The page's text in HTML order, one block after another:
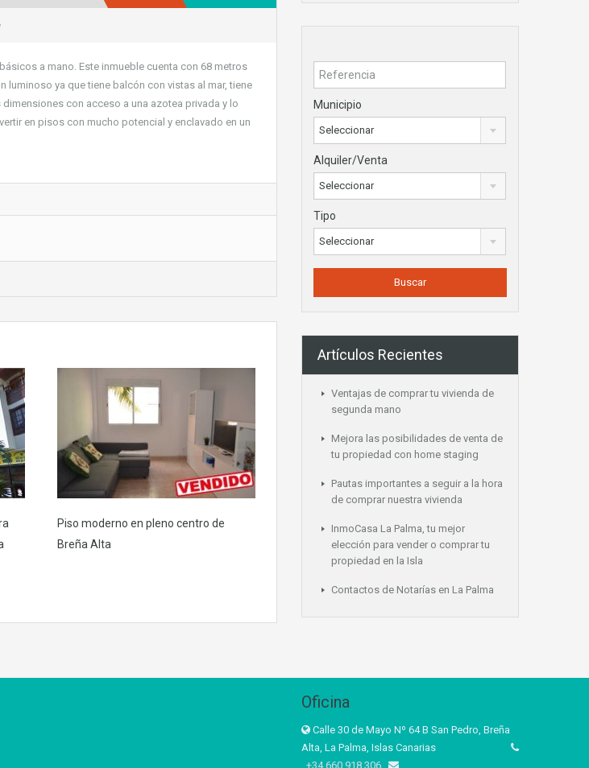
a mano. Este inmueble cuenta con 68 metros
ya que tiene balcón con vistas al mar, tiene
con acceso a una azotea privada y lo
en pisos con mucho potencial y enclavado en un
Piso moderno en pleno centro de
Breña Alta
Municipio
Seleccionar
Alquiler/Venta
Seleccionar
Tipo
Seleccionar
Artículos Recientes
Ventajas de comprar tu vivienda de
segunda mano
Mejora las posibilidades de venta de
tu propiedad con home staging
Pautas importantes a seguir a la hora
de comprar nuestra vivienda
InmoCasa La Palma, tu mejor
elección para vender o comprar tu
propiedad en la Isla
Contactos de Notarías en La Palma
Oficina
Calle 30 de Mayo Nº 64 B San Pedro, Breña
Alta, La Palma, Islas Canarias
+34 660 918 306